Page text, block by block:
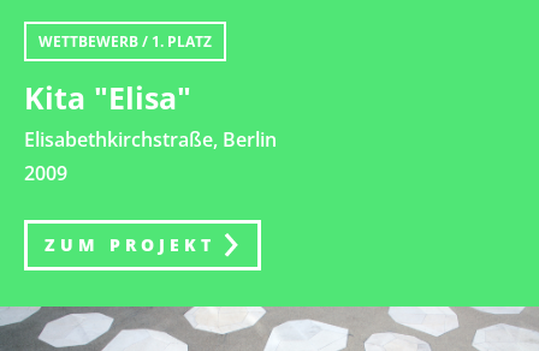
WETTBEWERB / 1. PLATZ
Kita "Elisa"
Elisabethkirchstraße, Berlin
2009
ZUM PROJEKT